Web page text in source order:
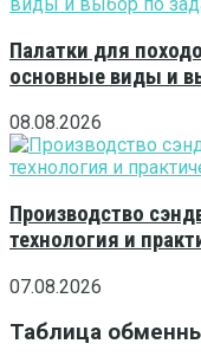
Палатки для
основные виды и
08.08.2026
Производство
технология и
07.08.2026
Таблица